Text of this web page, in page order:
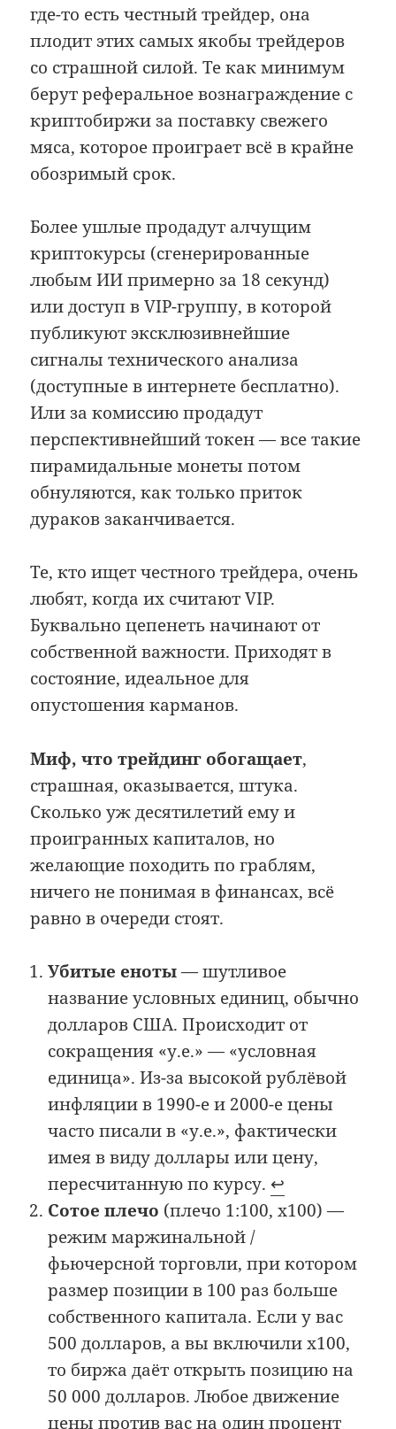
где-то есть честный трейдер, она
плодит этих самых якобы трейдеров
со страшной силой. Те как минимум
берут реферальное вознаграждение с
криптобиржи за поставку свежего
мяса, которое проиграет всё в крайне
обозримый срок.
Более ушлые продадут алчущим
криптокурсы (сгенерированные
любым ИИ примерно за 18 секунд)
или доступ в VIP-группу, в которой
публикуют эксклюзивнейшие
сигналы технического анализа
(доступные в интернете бесплатно).
Или за комиссию продадут
перспективнейший токен — все такие
пирамидальные монеты потом
обнуляются, как только приток
дураков заканчивается.
Те, кто ищет честного трейдера, очень
любят, когда их считают VIP.
Буквально цепенеть начинают от
собственной важности. Приходят в
состояние, идеальное для
опустошения карманов.
Миф, что трейдинг обогащает,
страшная, оказывается, штука.
Сколько уж десятилетий ему и
проигранных капиталов, но
желающие походить по граблям,
ничего не понимая в финансах, всё
равно в очереди стоят.
Убитые еноты— шутливое
название условных единиц, обычно
долларов США. Происходит от
сокращения «у.е.» — «условная
единица». Из-за высокой рублёвой
инфляции в 1990-е и 2000-е цены
часто писали в «у.е.», фактически
имея в виду доллары или цену,
пересчитанную по курсу. ↩︎
Сотое плечо (плечо 1:100, x100) —
режим маржинальной /
фьючерсной торговли, при котором
размер позиции в 100 раз больше
собственного капитала. Если у вас
500 долларов, а вы включили x100,
то биржа даёт открыть позицию на
50 000 долларов. Любое движение
цены против вас на один процент